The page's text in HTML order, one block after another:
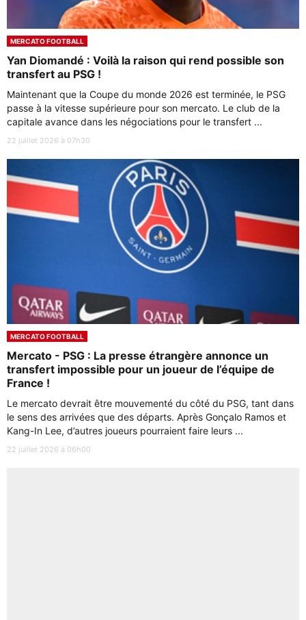
MERCATO FOOTBALL
Yan Diomandé : Voilà la raison qui rend possible son
transfert au PSG !
Maintenant que la Coupe du monde 2026 est terminée, le PSG
passe à la vitesse supérieure pour son mercato. Le club de la
capitale avance dans les négociations pour le transfert ...
22 juillet 2026 à 07h30
MERCATO FOOTBALL
Mercato - PSG : La presse étrangère annonce un
transfert impossible pour un joueur de l’équipe de
France !
Le mercato devrait être mouvementé du côté du PSG, tant dans
le sens des arrivées que des départs. Après Gonçalo Ramos et
Kang-In Lee, d’autres joueurs pourraient faire leurs ...
22 juillet 2026 à 06h00